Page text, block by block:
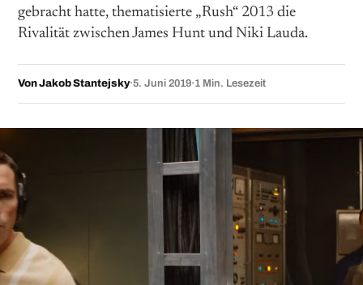
gebracht hatte, thematisierte „Rush“ 2013 die
Rivalität zwischen James Hunt und Niki Lauda.
Von Jakob Stantejsky·5. Juni 2019·1 Min. Lesezeit